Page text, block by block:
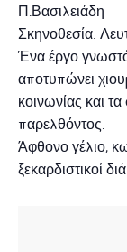
Π.Βασιλειάδη
Σκηνοθεσία:
Ένα έργο
αποτυπώνει
κοινωνίας και
παρελθόντος.
Άφθονο γέλιο,
ξεκαρδιστικοί